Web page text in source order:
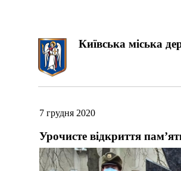
Київська міська
7 грудня 2020
Урочисте відкриття